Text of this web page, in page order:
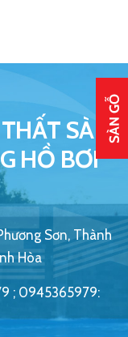
SÀN
HỒ BƠI
Sơn, Thành
Hòa
; 0945365979: